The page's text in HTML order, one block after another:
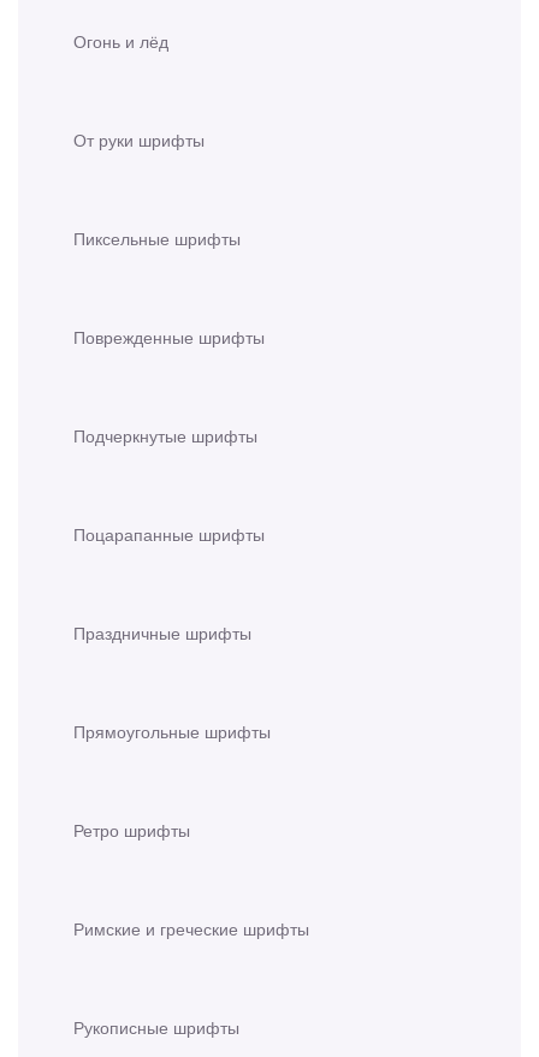
Огонь и лёд
От руки шрифты
Пиксельные шрифты
Поврежденные шрифты
Подчеркнутые шрифты
Поцарапанные шрифты
Праздничные шрифты
Прямоугольные шрифты
Ретро шрифты
Римские и греческие шрифты
Рукописные шрифты